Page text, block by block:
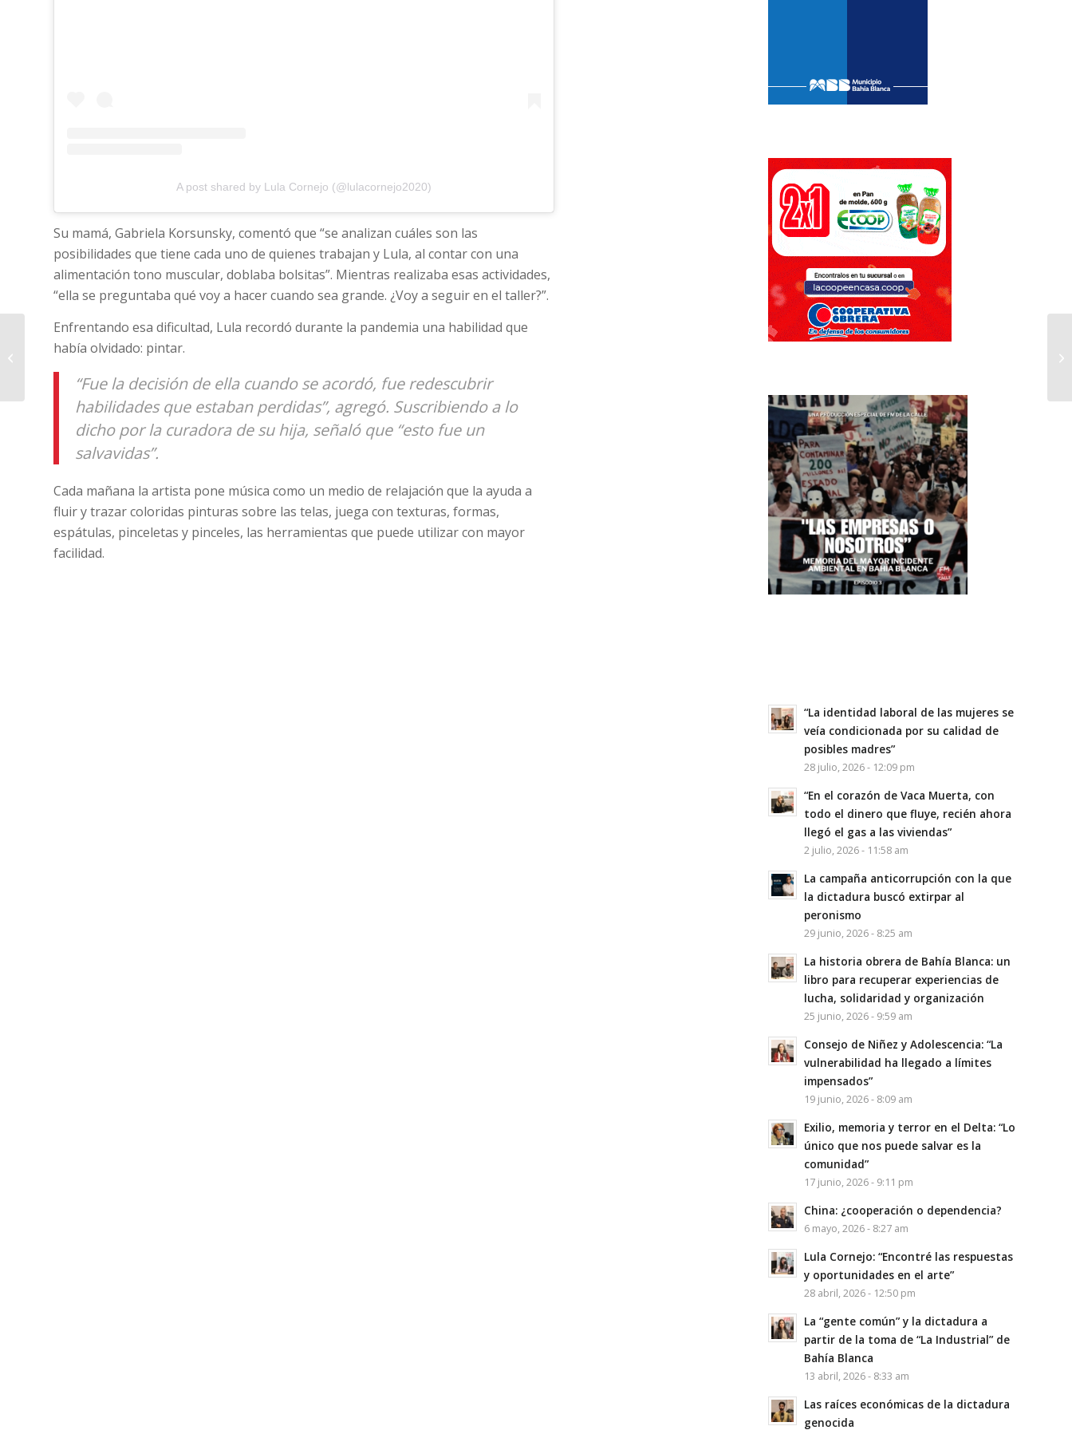
A post shared by Lula Cornejo (@lulacornejo2020)
Su mamá, Gabriela Korsunsky, comentó que “se analizan cuáles son las
posibilidades que tiene cada uno de quienes trabajan y Lula, al contar con una
alimentación tono muscular, doblaba bolsitas”. Mientras realizaba esas actividades,
“ella se preguntaba qué voy a hacer cuando sea grande. ¿Voy a seguir en el taller?”.
Enfrentando esa dificultad, Lula recordó durante la pandemia una habilidad que
había olvidado: pintar.
“Fue la decisión de ella cuando se acordó, fue redescubrir
habilidades que estaban perdidas”, agregó. Suscribiendo a lo
dicho por la curadora de su hija, señaló que “esto fue un
salvavidas”.
Cada mañana la artista pone música como un medio de relajación que la ayuda a
fluir y trazar coloridas pinturas sobre las telas, juega con texturas, formas,
espátulas, pinceletas y pinceles, las herramientas que puede utilizar con mayor
facilidad.
“La identidad laboral de las mujeres se
veía condicionada por su calidad de
posibles madres”
28 julio, 2026 - 12:09 pm
“En el corazón de Vaca Muerta, con
todo el dinero que fluye, recién ahora
llegó el gas a las viviendas”
2 julio, 2026 - 11:58 am
La campaña anticorrupción con la que
la dictadura buscó extirpar al
peronismo
29 junio, 2026 - 8:25 am
La historia obrera de Bahía Blanca: un
libro para recuperar experiencias de
lucha, solidaridad y organización
25 junio, 2026 - 9:59 am
Consejo de Niñez y Adolescencia: “La
vulnerabilidad ha llegado a límites
impensados”
19 junio, 2026 - 8:09 am
Exilio, memoria y terror en el Delta: “Lo
único que nos puede salvar es la
comunidad”
17 junio, 2026 - 9:11 pm
China: ¿cooperación o dependencia?
6 mayo, 2026 - 8:27 am
Lula Cornejo: “Encontré las respuestas
y oportunidades en el arte”
28 abril, 2026 - 12:50 pm
La “gente común” y la dictadura a
partir de la toma de “La Industrial” de
Bahía Blanca
13 abril, 2026 - 8:33 am
Las raíces económicas de la dictadura
genocida
Periodista detenido en
Jujuy: “Estábamos
claramente id...